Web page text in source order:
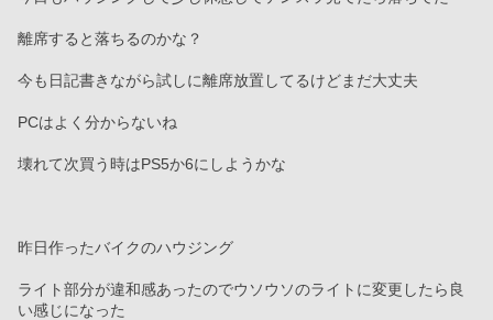
離席すると落ちるのかな？
今も日記書きながら試しに離席放置してるけどまだ大丈夫
PCはよく分からないね
壊れて次買う時はPS5か6にしようかな
昨日作ったバイクのハウジング
ライト部分が違和感あったのでウソウソのライトに変更したら良
い感じになった